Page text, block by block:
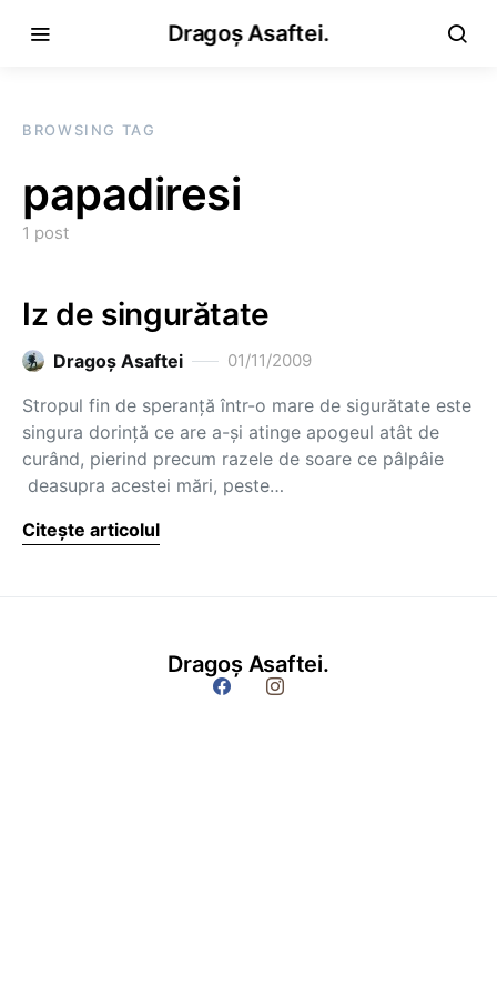
Dragoș Asaftei.
BROWSING TAG
papadiresi
1 post
Iz de singurătate
Dragoş Asaftei 01/11/2009
Stropul fin de speranţă într-o mare de sigurătate este
singura dorinţă ce are a-şi atinge apogeul atât de
curând, pierind precum razele de soare ce pâlpâie
deasupra acestei mări, peste…
Citește articolul
Dragoș Asaftei.